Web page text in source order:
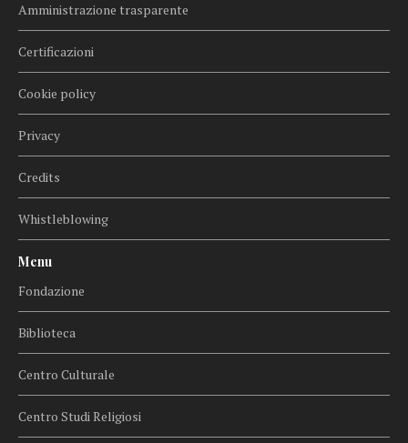
Amministrazione trasparente
Certificazioni
Cookie policy
Privacy
Credits
Whistleblowing
Menu
Fondazione
Biblioteca
Centro Culturale
Centro Studi Religiosi